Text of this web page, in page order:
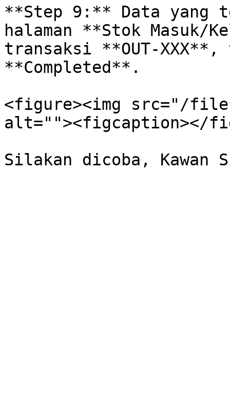
**Step 9:** Data yang
halaman **Stok Masuk/
transaksi **OUT-
**Completed**.
<figure><img src="/files/
alt=""><figcaption></